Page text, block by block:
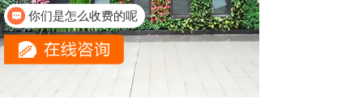
现在有优惠活动吗